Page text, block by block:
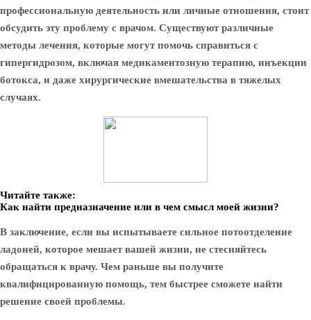
профессиональную деятельность или личные отношения, стоит
обсудить эту проблему с врачом. Существуют различные
методы лечения, которые могут помочь справиться с
гипергидрозом, включая медикаментозную терапию, инъекции
ботокса, и даже хирургические вмешательства в тяжелых
случаях.
Читайте также:
Как найти предназначение или в чем смысл моей жизни?
В заключение, если вы испытываете сильное потоотделение
ладоней, которое мешает вашей жизни, не стесняйтесь
обращаться к врачу. Чем раньше вы получите
квалифицированную помощь, тем быстрее сможете найти
решение своей проблемы.